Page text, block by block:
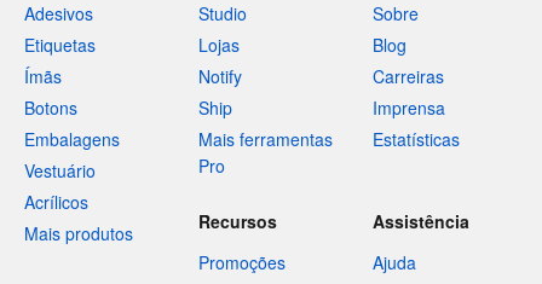
Adesivos
Etiquetas
Ímãs
Botons
Embalagens
Vestuário
Acrílicos
Mais produtos
Studio
Lojas
Notify
Ship
Mais ferramentas
Pro
Sobre
Blog
Carreiras
Imprensa
Estatísticas
Recursos
Promoções
Assistência
Ajuda